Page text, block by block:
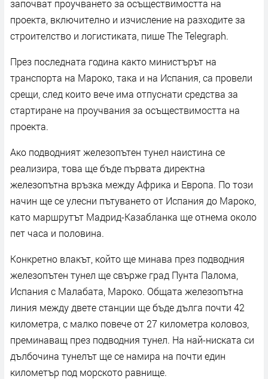
започват проучването за осъществимостта на
проекта, включително и изчисление на разходите за
строителство и логистиката, пише The Telegraph.
През последната година както министърът на
транспорта на Мароко, така и на Испания, са провели
срещи, след които вече има отпуснати средства за
стартиране на проучвания за осъществимостта на
проекта.
Ако подводният железопътен тунел наистина се
реализира, това ще бъде първата директна
железопътна връзка между Африка и Европа. По този
начин ще се улесни пътуването от Испания до Мароко,
като маршрутът Мадрид-Казабланка ще отнема около
пет часа и половина.
Конкретно влакът, който ще минава през подводния
железопътен тунел ще свърже град Пунта Палома,
Испания с Малабата, Мароко. Общата железопътна
линия между двете станции ще бъде дълга почти 42
километра, с малко повече от 27 километра коловоз,
преминаващ през подводния тунел. На най-ниската си
дълбочина тунелът ще се намира на почти един
километър под морското равнище.